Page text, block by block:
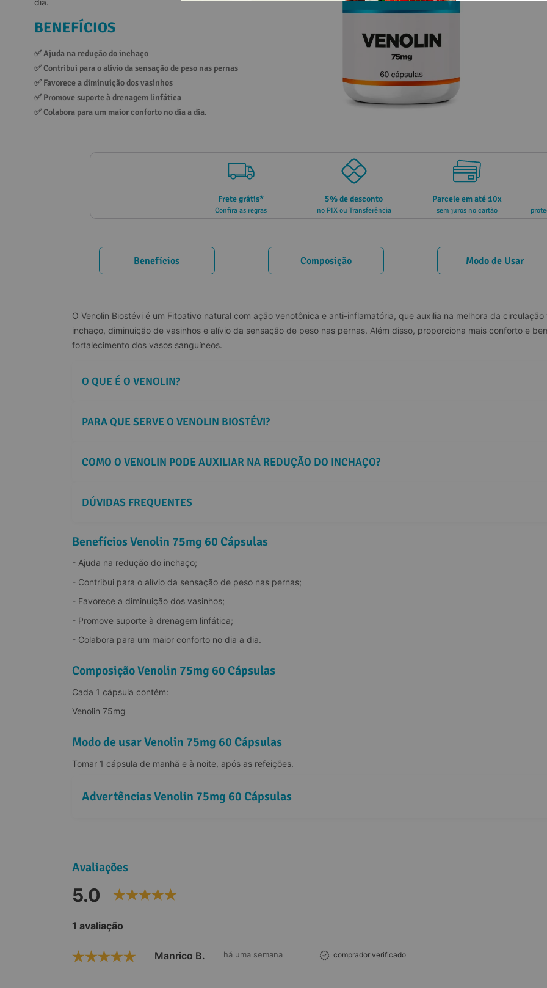
dia.
BENEFÍCIOS
✅ Ajuda na redução do inchaço
✅ Contribui para o alívio da sensação de peso nas pernas
✅ Favorece a diminuição dos vasinhos
✅ Promove suporte à drenagem linfática
✅ Colabora para um maior conforto no dia a dia.
Frete grátis*
Confira as regras
5% de desconto
no PIX ou Transferência
Parcele em até 10x
sem juros no cartão
Benefícios Composição Modo de Usar
O Venolin Biostévi é um Fitoativo natural com ação venotônica e anti-inflamatória, que auxilia na melhora da
inchaço, diminuição de vasinhos e alívio da sensação de peso nas pernas. Além disso, proporciona mais conforto e
fortalecimento dos vasos sanguíneos.
O QUE É O VENOLIN?
PARA QUE SERVE O VENOLIN BIOSTÉVI?
COMO O VENOLIN PODE AUXILIAR NA REDUÇÃO DO INCHAÇO?
DÚVIDAS FREQUENTES
Benefícios Venolin 75mg 60 Cápsulas
- Ajuda na redução do inchaço;
- Contribui para o alívio da sensação de peso nas pernas;
- Favorece a diminuição dos vasinhos;
- Promove suporte à drenagem linfática;
- Colabora para um maior conforto no dia a dia.
Composição Venolin 75mg 60 Cápsulas
Cada 1 cápsula contém:
Venolin 75mg
Modo de usar Venolin 75mg 60 Cápsulas
Tomar 1 cápsula de manhã e à noite, após as refeições.
Advertências Venolin 75mg 60 Cápsulas
Avaliações
5.0
1 avaliação
Manrico B. há uma semana comprador verificado